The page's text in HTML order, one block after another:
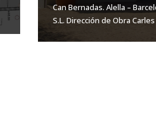
Can Bernadas. Alella –
S.L. Dirección de Obra